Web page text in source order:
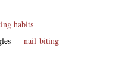
habits
— nail-biting